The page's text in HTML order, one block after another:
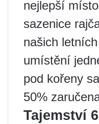
nejlepší
sazenice
našich
umístění
pod kořeny
50%
Tajemství